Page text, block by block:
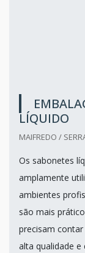
LÍQUIDO
MAIFREDO /
Os sabonetes
amplamente
ambientes
são mais
precisam
alta qualidade e